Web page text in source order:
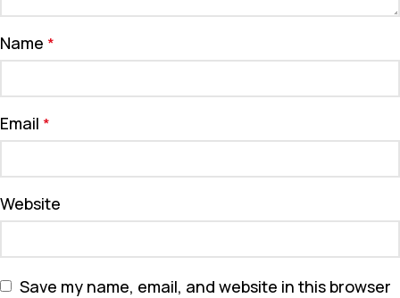
Name *
Email *
Website
Save my name, email, and website in this browser